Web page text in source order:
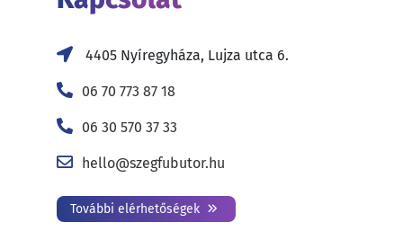
4405 Nyíregyháza, Lujza utca 6.
06 70 773 87 18
06 30 570 37 33
hello@szegfubutor.hu
További elérhetőségek